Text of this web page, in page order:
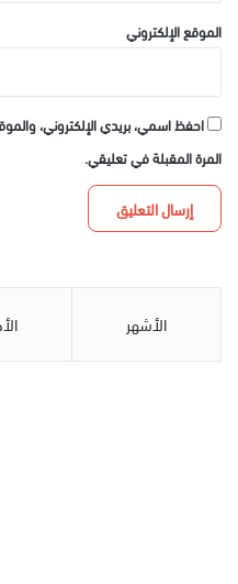
الموقع الإلكتروني
احفظ اسمي، بريدي الإلكتروني،
المرة المقبلة في تعليقي.
الأشهر